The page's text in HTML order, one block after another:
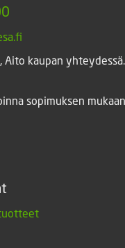
Aito kaupan
sopimuksen